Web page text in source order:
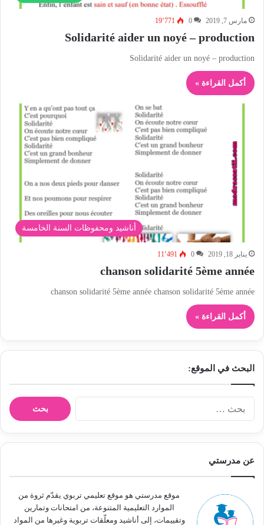
مارس 7, 2019 0 19٬771
Solidarité aider un noyé – production
Solidarité aider un noyé – production
أكمل القراءة »
أناشيد ومحفوظات السنة الخامسة
يناير 18, 2019 0 11٬491
chanson solidarité 5ème année
chanson solidarité 5ème année chanson solidarité 5ème année
أكمل القراءة »
البحث في الموقع:
ن
عن مدرستي
موقع مدرستي هو موقع تعليمي تربوي يقدّم ثروة من
الموارد التعليمية المتنوعة، من امتحانات وتمارين
وتقييمات، إلى أناشيد ومعلّقات تربوية وغيرها من المواد